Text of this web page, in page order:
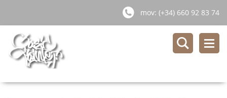
mov: (+34) 660 92 83 74